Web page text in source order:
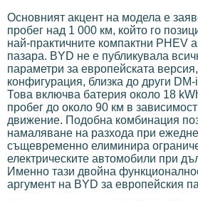
Основният акцент на модела е
пробег над 1 000 км, който го
най-практичните компактни PHEV
пазара. BYD не е публикувала
параметри за европейската
конфигурация, близка до други
Това включва батерия около 18
пробег до около 90 км в
движение. Подобна комбинация
намаляване на разхода при
същевременно елиминира
електрическите автомобили при
Именно тази двойна
аргумент на BYD за европейския